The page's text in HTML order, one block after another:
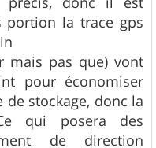
portion la trace gps
mais pas que) vont
pour économiser
stockage, donc la
qui posera des
de direction